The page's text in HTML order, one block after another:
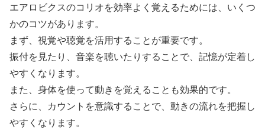
エアロビクスのコリオを効率よく覚えるためには、いくつ
かのコツがあります。
まず、視覚や聴覚を活用することが重要です。
振付を見たり、音楽を聴いたりすることで、記憶が定着し
やすくなります。
また、身体を使って動きを覚えることも効果的です。
さらに、カウントを意識することで、動きの流れを把握し
やすくなります。